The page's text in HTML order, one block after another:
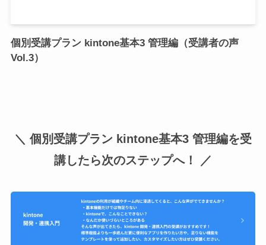
個別受講プラン kintone基本3 管理編（受講者の声
Vol.3）
＼ 個別受講プラン kintone基本3 管理編を受
講したら次のステップへ！ ／